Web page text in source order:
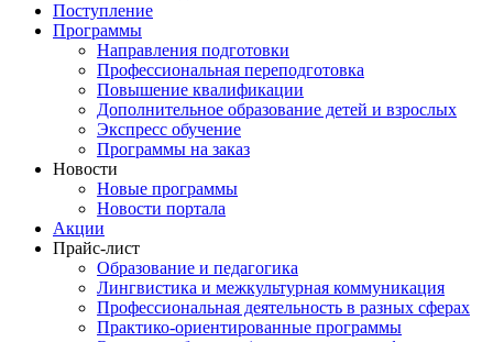
Поступление
Программы
Направления подготовки
Профессиональная переподготовка
Повышение квалификации
Дополнительное образование детей и взрослых
Экспресс обучение
Программы на заказ
Новости
Новые программы
Новости портала
Акции
Прайс-лист
Образование и педагогика
Лингвистика и межкультурная коммуникация
Профессиональная деятельность в разных сферах
Практико-ориентированные программы